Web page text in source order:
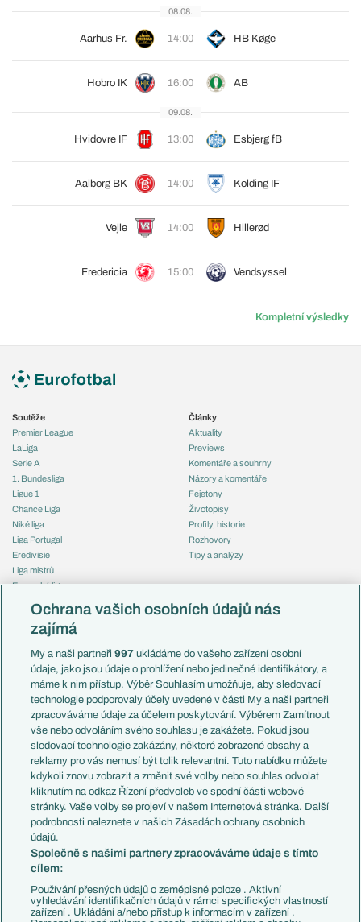
08.08.
Aarhus Fr. 14:00 HB Køge
Hobro IK 16:00 AB
09.08.
Hvidovre IF 13:00 Esbjerg fB
Aalborg BK 14:00 Kolding IF
Vejle 14:00 Hillerød
Fredericia 15:00 Vendsyssel
Kompletní výsledky
Soutěže
Premier League
LaLiga
Serie A
1. Bundesliga
Ligue 1
Chance Liga
Niké liga
Liga Portugal
Eredivisie
Liga mistrů
Evropská liga
Mistrovství světa
Liga národů
Témata
Představení týmů MS
EuroSkauting
PL v kostce
Evropské koeficienty
Přestupy
Přestupové spekulace
Zranění
Kluby
Arsenal FC
Chelsea FC
Manchester United
AC Milán
Juventus FC
Bayern Mnichov
FC Barcelona
Články
Aktuality
Previews
Komentáře a souhrny
Názory a komentáře
Fejetony
Životopisy
Profily, historie
Rozhovory
Tipy a analýzy
Česko
Francie
Itálie
Německo
Španělsko
Argentina
Brazílie
Přestupy
Zápasy
Livescore
Tipovací soutěž
Ochrana vašich osobních údajů nás
zajímá
My a naši partneři997 ukládáme do vašeho zařízení osobní
údaje, jako jsou údaje o prohlížení nebo jedinečné identifikátory, a
máme k nim přístup. Výběr Souhlasím umožňuje, aby sledovací
technologie podporovaly účely uvedené v části My a naši partneři
zpracováváme údaje za účelem poskytování. Výběrem Zamítnout
vše nebo odvoláním svého souhlasu je zakážete. Pokud jsou
sledovací technologie zakázány, některé zobrazené obsahy a
reklamy pro vás nemusí být tolik relevantní. Tuto nabídku můžete
kdykoli znovu zobrazit a změnit své volby nebo souhlas odvolat
kliknutím na odkaz Řízení předvoleb ve spodní části webové
stránky. Vaše volby se projeví v našem Internetová stránka. Další
podrobnosti naleznete v našich Zásadách ochrany osobních
údajů.
Společně s našimi partnery zpracováváme údaje s tímto
cílem:
Používání přesných údajů o zeměpisné poloze . Aktivní
vyhledávání identifikačních údajů v rámci specifických vlastností
zařízení . Ukládání a/nebo přístup k informacím v zařízení .